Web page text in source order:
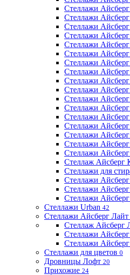
Стеллажи
Стеллажи
Стеллажи
Стеллажи
Стеллажи
Стеллажи
Стеллажи
Стеллажи
Стеллажи
Стеллажи
Стеллажи
Стеллажи
Стеллажи
Стеллажи
Стеллажи
Стеллажи
Стеллажи
Стеллаж Айсберг
Стеллажи для
Стеллажи
Стеллажи
Стеллажи
Стеллажи Urban 42
Стеллажи Айсберг Лайт
Стеллаж Айсберг
Стеллажи
Стеллажи
Стеллажи для цветов 0
Дровницы Лофт 20
Прихожие 24